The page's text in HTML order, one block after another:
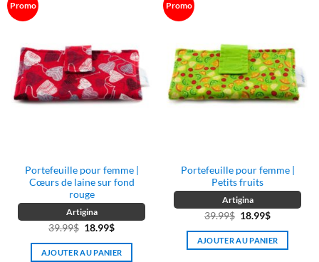
Promo
Portefeuille pour femme |
Cœurs de laine sur fond
rouge
Artigina
39.99$ Le
prix
initial
18.99$Le
prix
actuel
AJOUTER AU PANIER
Promo
Portefeuille pour femme |
Petits fruits
Artigina
39.99$ Le
prix
initial
18.99$Le
prix
actuel
AJOUTER AU PANIER